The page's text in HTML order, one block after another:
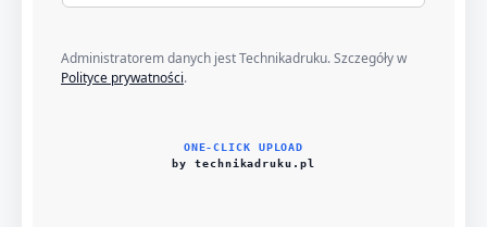
Administratorem danych jest Technikadruku. Szczegóły w
Polityce prywatności.
ONE-CLICK UPLOAD
by technikadruku.pl